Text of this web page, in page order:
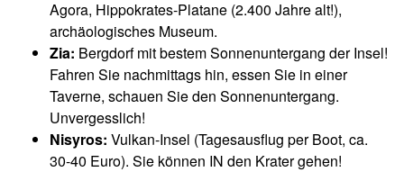
Agora, Hippokrates-Platane (2.400 Jahre alt!),
archäologisches Museum.
Zia: Bergdorf mit bestem Sonnenuntergang der Insel!
Fahren Sie nachmittags hin, essen Sie in einer
Taverne, schauen Sie den Sonnenuntergang.
Unvergesslich!
Nisyros: Vulkan-Insel (Tagesausflug per Boot, ca.
30-40 Euro). Sie können IN den Krater gehen!